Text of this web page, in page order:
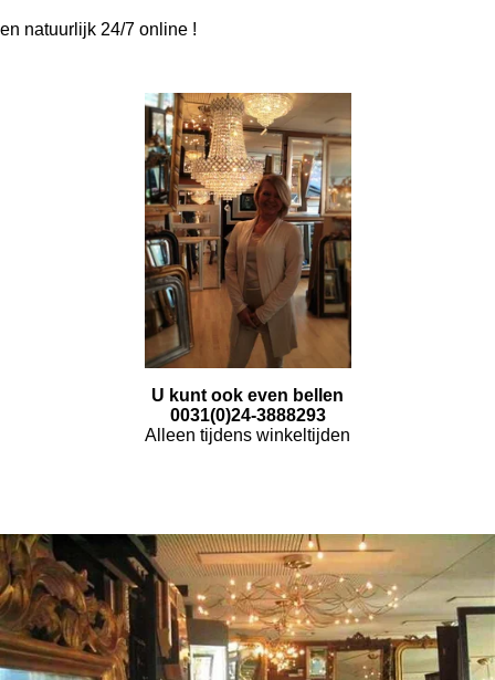
en natuurlijk 24/7 online !
U kunt ook even bellen
0031(0)24-3888293
Alleen tijdens winkeltijden